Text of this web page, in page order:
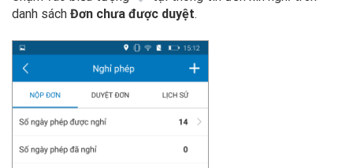
danh sách Đơn chưa được duyệt.